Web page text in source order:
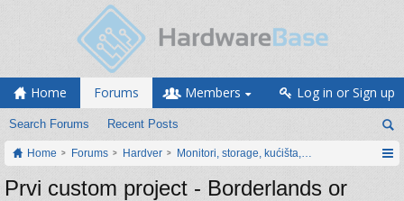
Home Forums
Search Forums Recent Posts
Members Log in or Sign up
Home Forums Hardver Monitori, storage, kućišta, periferija
Prvi custom project - Borderlands or